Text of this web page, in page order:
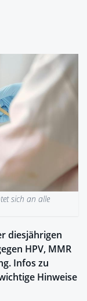
sich an alle
diesjährigen
HPV, MMR
Infos zu
Hinweise